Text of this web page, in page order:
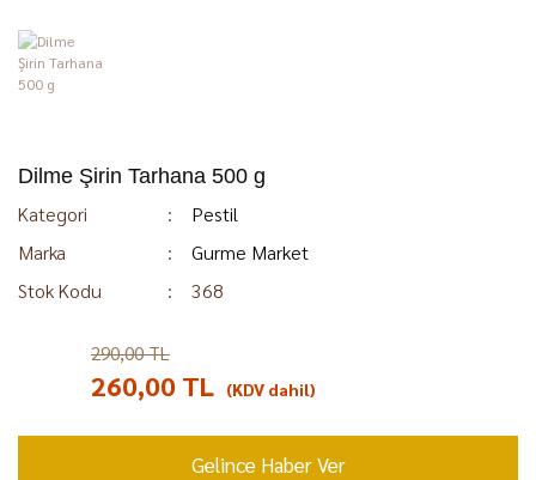
Dilme Şirin Tarhana 500 g
Kategori
Pestil
Marka
Gurme Market
Stok Kodu
368
290,00 TL
260,00 TL (KDV dahil)
Gelince Haber Ver